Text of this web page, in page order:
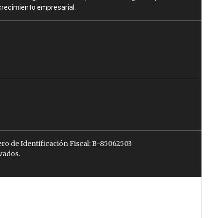
empresarial.
de Identificación Fiscal: B-85062503